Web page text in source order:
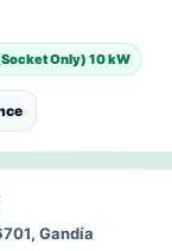
Only) 10 kW
Gandía